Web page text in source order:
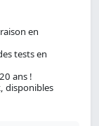
en
tests en
ans !
disponibles